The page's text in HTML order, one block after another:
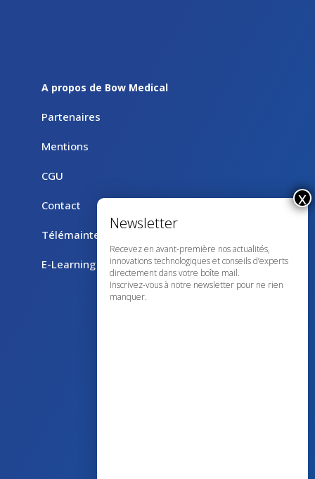
A propos de Bow Medical
Partenaires
Mentions
CGU
Contact
Télémaintenance avec TeamViewer
E-Learning
Recevez en avant-première nos actualités,
innovations technologiques et conseils d’experts
directement dans votre boîte mail.
Inscrivez-vous à notre newsletter pour ne rien
manquer.